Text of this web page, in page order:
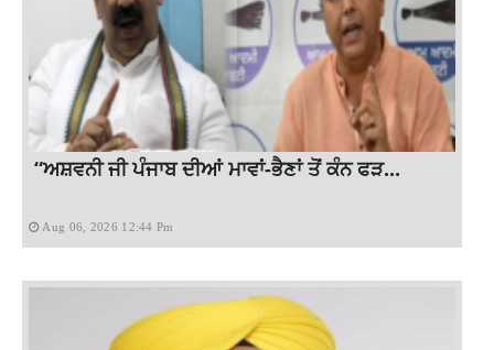
“ਅਸ਼ਵਨੀ ਜੀ ਪੰਜਾਬ ਦੀਆਂ ਮਾਵਾਂ-ਭੈਣਾਂ ਤੋਂ ਕੰਨ ਫੜ...
Aug 06, 2026 12:44 Pm